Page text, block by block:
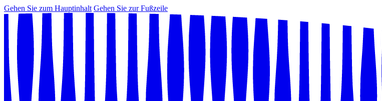
Gehen Sie zum Hauptinhalt Gehen Sie zur Fußzeile